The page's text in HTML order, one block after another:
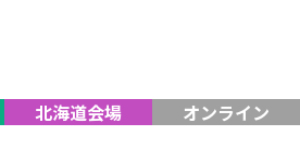
北海道会場 オンライン